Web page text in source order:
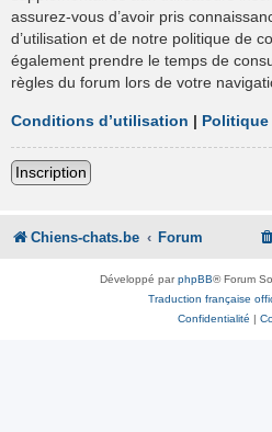
assurez-vous d’avoir pris
d’utilisation et de notre politique de
également prendre le temps de
règles du forum lors de votre
Conditions d’utilisation |
Inscription
Chiens-chats.be Forum
Développé parphpBB® Forum
Traduction française
Confidentialité |